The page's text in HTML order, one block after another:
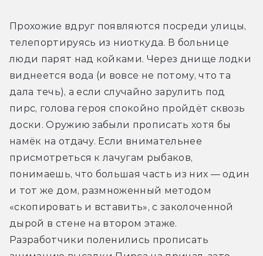
Прохожие вдруг появляются посреди улицы,
телепортируясь из ниоткуда. В больнице
люди парят над койками. Через днище лодки
виднеется вода (и вовсе не потому, что та
дала течь), а если случайно зарулить под
пирс, голова героя спокойно пройдёт сквозь
доски. Оружию забыли прописать хотя бы
намёк на отдачу. Если внимательнее
присмотреться к лачугам рыбаков,
понимаешь, что большая часть из них — один
и тот же дом, размноженный методом
«скопировать и вставить», с заколоченной
дырой в стене на втором этаже.
Разработчики поленились прописать